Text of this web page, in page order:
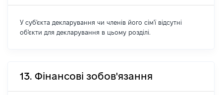
У суб'єкта декларування чи членів його сім'ї відсутні
об'єкти для декларування в цьому розділі.
13. Фінансові зобов'язання